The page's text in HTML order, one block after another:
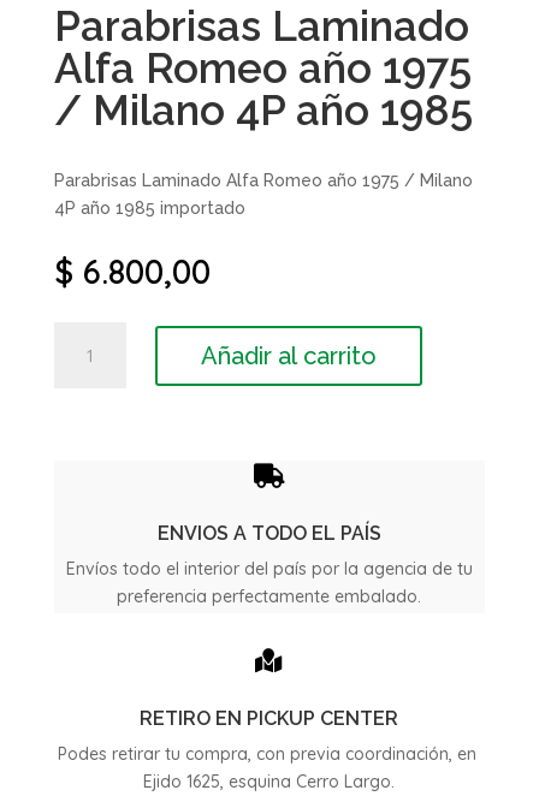
Parabrisas Laminado
Alfa Romeo año 1975
/ Milano 4P año 1985
Parabrisas Laminado Alfa Romeo año 1975 / Milano
4P año 1985 importado
$ 6.800,00
Laminado
4P
Añadir al carrito

ENVIOS A TODO EL PAÍS
Envíos todo el interior del país por la agencia de tu
preferencia perfectamente embalado.

RETIRO EN PICKUP CENTER
Podes retirar tu compra, con previa coordinación, en
Ejido 1625, esquina Cerro Largo.